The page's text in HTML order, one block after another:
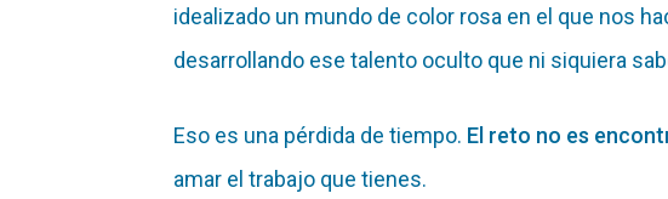
idealizado un mundo de color rosa en el que nos
desarrollando ese talento oculto que ni siquiera
Eso es una pérdida de tiempo. El reto no es
amar el trabajo que tienes.